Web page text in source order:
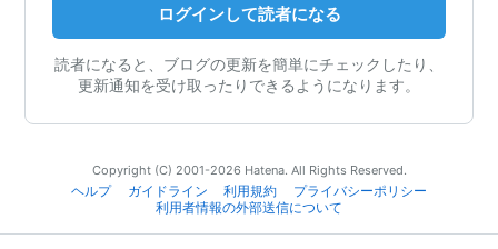
ログインして読者になる
読者になると、ブログの更新を簡単にチェックしたり、
更新通知を受け取ったりできるようになります。
Copyright (C) 2001-2026 Hatena. All Rights Reserved.
ヘルプ
ガイドライン 利用規約
プライバシーポリシー
利用者情報の外部送信について